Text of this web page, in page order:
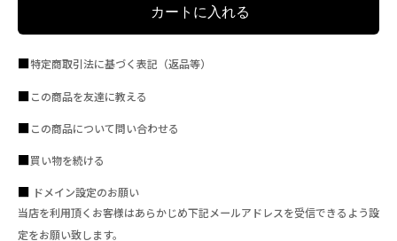
特定商取引法に基づく表記（返品等）
この商品を友達に教える
この商品について問い合わせる
買い物を続ける
ドメイン設定のお願い
当店を利用頂くお客様はあらかじめ下記メールアドレスを受信できるよう設
定をお願い致します。